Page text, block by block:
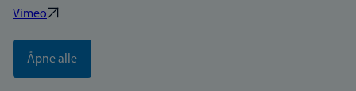
Vimeo
Åpne alle